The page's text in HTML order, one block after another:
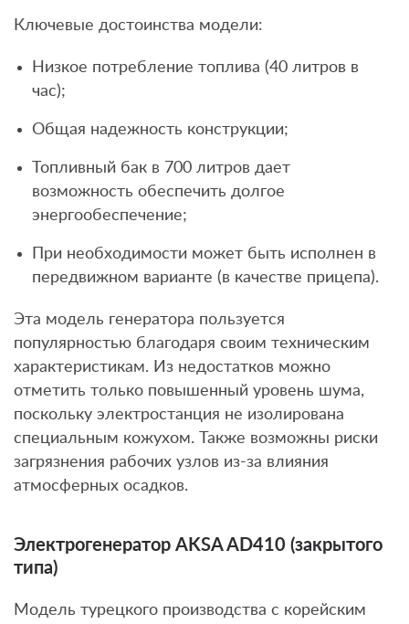
Ключевые достоинства модели:
Низкое потребление топлива (40 литров в
час);
Общая надежность конструкции;
Топливный бак в 700 литров дает
возможность обеспечить долгое
энергообеспечение;
При необходимости может быть исполнен в
передвижном варианте (в качестве прицепа).
Эта модель генератора пользуется
популярностью благодаря своим техническим
характеристикам. Из недостатков можно
отметить только повышенный уровень шума,
поскольку электростанция не изолирована
специальным кожухом. Также возможны риски
загрязнения рабочих узлов из-за влияния
атмосферных осадков.
Электрогенератор AKSA AD410 (закрытого
типа)
Модель турецкого производства с корейским